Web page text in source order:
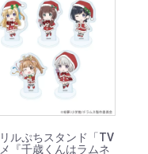
ルぷちスタンド「TV
『千歳くんはラムネ